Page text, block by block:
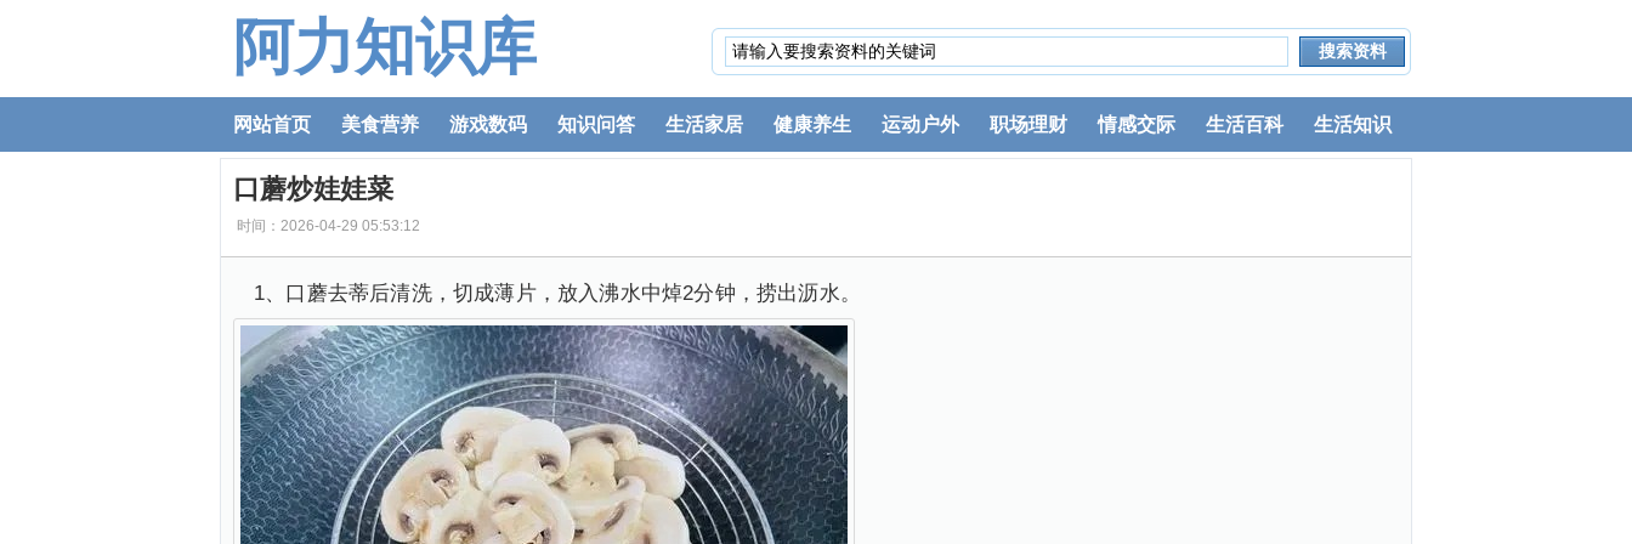
阿力知识库
网站首页 美食营养 游戏数码 知识问答 生活家居 健康养生 运动户外 职场理财 情感交际 生活百科 生活知识
口蘑炒娃娃菜
时间：2026-04-29 05:53:12
1、口蘑去蒂后清洗，切成薄片，放入沸水中焯2分钟，捞出沥水。